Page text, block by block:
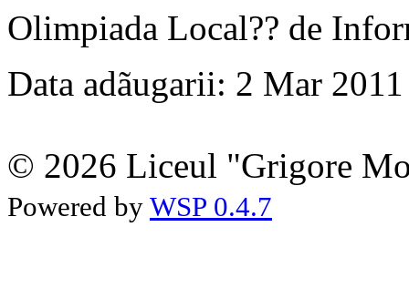
Olimpiada Local?? de
Data adãugarii: 2 Mar 2011
© 2026 Liceul "Grigore
Powered by WSP 0.4.7